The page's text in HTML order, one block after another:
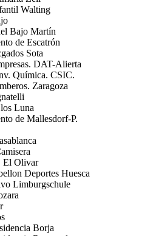
Walting
Bajo Martín
de Escatrón
Sota
DAT-Alierta
Química. CSIC.
Zaragoza
Luna
de Mallesdorf-P.
El Olivar
Deportes Huesca
Limburgschule
Borja